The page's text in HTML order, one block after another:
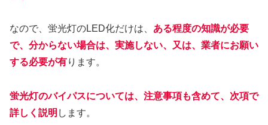
なので、蛍光灯のLED化だけは、 ある程度の知識が必要
で、分からない場合は、実施しない、又は、業者にお願い
する必要が有ります。
蛍光灯のバイパスについては、注意事項も含めて、次項で
詳しく説明 します。